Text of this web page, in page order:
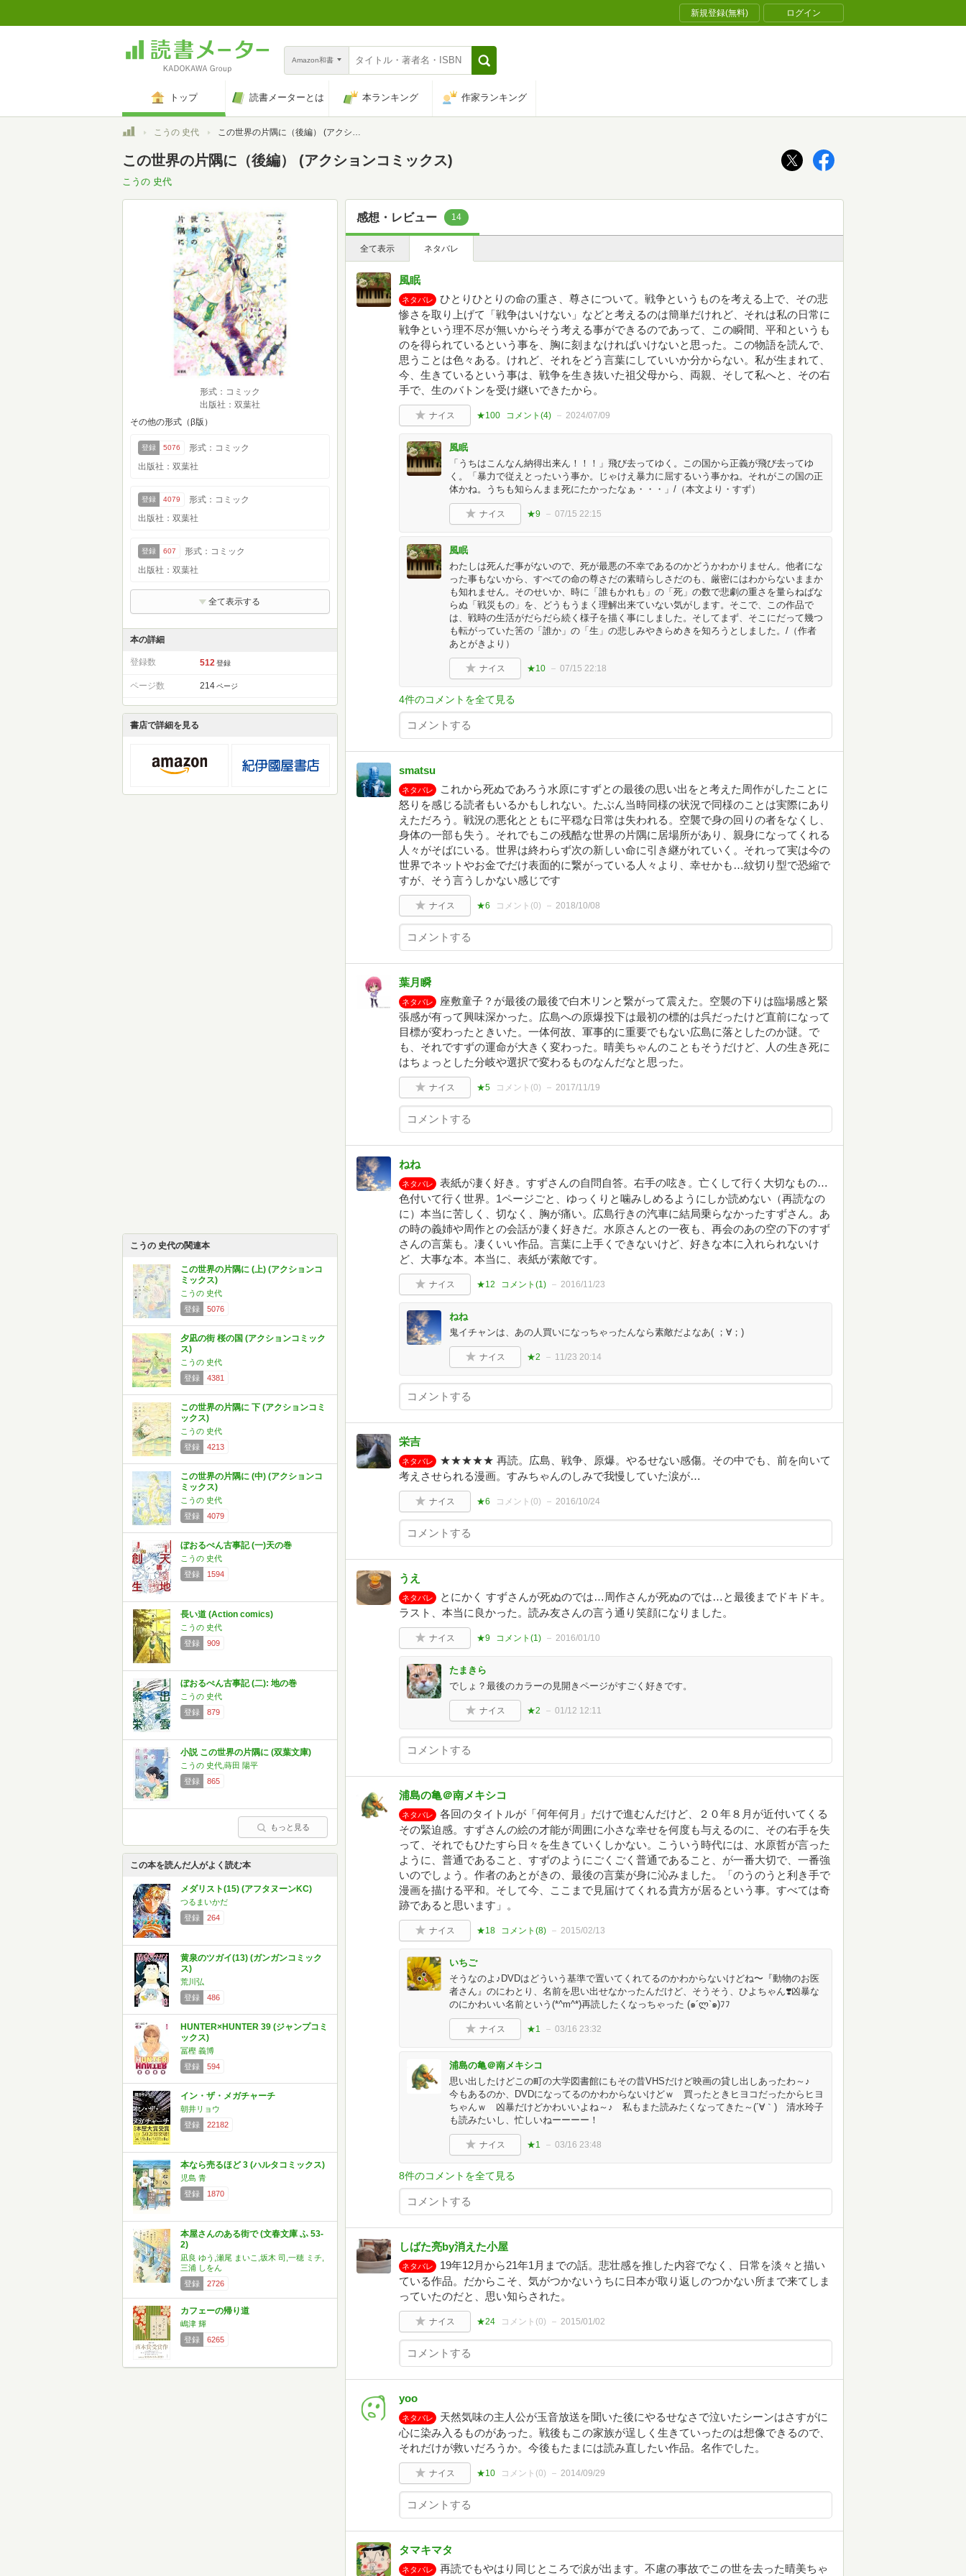
新規登録(無料) ログイン
Amazon和書
トップ 読書メーターとは 本ランキング 作家ランキング
トップこうの 史代 この世界の片隅に（後編） (アクションコミックス)
この世界の片隅に（後編） (アクションコミックス)
こうの 史代
形式：コミック
出版社：双葉社
その他の形式（β版）
登録 5076
形式：コミック
出版社：双葉社
登録 4079
形式：コミック
出版社：双葉社
登録 607
形式：コミック
出版社：双葉社
全て表示する
本の詳細
登録数 512 登録
ページ数 214 ページ
書店で詳細を見る
こうの 史代の関連本
この世界の片隅に (上) (アクションコ
ミックス)
こうの 史代
登録
5076
夕凪の街 桜の国 (アクションコミック
ス)
こうの 史代
登録
4381
この世界の片隅に 下 (アクションコミ
ックス)
こうの 史代
登録
4213
この世界の片隅に (中) (アクションコ
ミックス)
こうの 史代
登録
4079
ぼおるぺん古事記 (一)天の巻
こうの 史代
登録
1594
長い道 (Action comics)
こうの 史代
登録
909
ぼおるぺん古事記 (二): 地の巻
こうの 史代
登録
879
小説 この世界の片隅に (双葉文庫)
こうの 史代,蒔田 陽平
登録
865
もっと見る
この本を読んだ人がよく読む本
メダリスト(15) (アフタヌーンKC)
つるまいかだ
登録
264
黄泉のツガイ(13) (ガンガンコミック
ス)
荒川弘
登録
486
HUNTER×HUNTER 39 (ジャンプコミ
ックス)
冨樫 義博
登録
594
イン・ザ・メガチャーチ
朝井リョウ
登録
22182
本なら売るほど 3 (ハルタコミックス)
児島 青
登録
1870
本屋さんのある街で (文春文庫 ふ 53-
2)
凪良 ゆう,瀬尾 まいこ,坂木 司,一穂 ミチ,
三浦 しをん
登録
2726
カフェーの帰り道
嶋津 輝
登録
6265
感想・レビュー 14
全て表示 ネタバレ
風眠
ネタバレ
ひとりひとりの命の重さ、尊さについて。戦争というものを考える上で、その悲
惨さを取り上げて「戦争はいけない」などと考えるのは簡単だけれど、それは私の日常に
戦争という理不尽が無いからそう考える事ができるのであって、この瞬間、平和というも
のを得られているという事を、胸に刻まなければいけないと思った。この物語を読んで、
思うことは色々ある。けれど、それをどう言葉にしていいか分からない。私が生まれて、
今、生きているという事は、戦争を生き抜いた祖父母から、両親、そして私へと、その右
手で、生のバトンを受け継いできたから。
ナイス ★100 コメント(4) 2024/07/09
風眠
「うちはこんなん納得出来ん！！！」飛び去ってゆく。この国から正義が飛び去ってゆ
く。「暴力で従えとったいう事か。じゃけえ暴力に屈するいう事かね。それがこの国の正
体かね。うちも知らんまま死にたかったなぁ・・・」/（本文より・すず）
ナイス ★9 07/15 22:15
風眠
わたしは死んだ事がないので、死が最悪の不幸であるのかどうかわかりません。他者にな
った事もないから、すべての命の尊さだの素晴らしさだのも、厳密にはわからないままか
も知れません。そのせいか、時に「誰もかれも」の「死」の数で悲劇の重さを量らねばな
らぬ「戦災もの」を、どうもうまく理解出来ていない気がします。そこで、この作品で
は、戦時の生活がだらだら続く様子を描く事にしました。そしてまず、そこにだって幾つ
も転がっていた筈の「誰か」の「生」の悲しみやきらめきを知ろうとしました。/（作者
あとがきより）
ナイス ★10 07/15 22:18
4件のコメントを全て見る
smatsu
ネタバレ
これから死ぬであろう水原にすずとの最後の思い出をと考えた周作がしたことに
怒りを感じる読者もいるかもしれない。たぶん当時同様の状況で同様のことは実際にあり
えただろう。戦況の悪化とともに平穏な日常は失われる。空襲で身の回りの者をなくし、
身体の一部も失う。それでもこの残酷な世界の片隅に居場所があり、親身になってくれる
人々がそばにいる。世界は終わらず次の新しい命に引き継がれていく。それって実は今の
世界でネットやお金でだけ表面的に繋がっている人々より、幸せかも…紋切り型で恐縮で
すが、そう言うしかない感じです
ナイス ★6 コメント(0) 2018/10/08
葉月瞬
ネタバレ
座敷童子？が最後の最後で白木リンと繋がって震えた。空襲の下りは臨場感と緊
張感が有って興味深かった。広島への原爆投下は最初の標的は呉だったけど直前になって
目標が変わったときいた。一体何故、軍事的に重要でもない広島に落としたのか謎。で
も、それですずの運命が大きく変わった。晴美ちゃんのこともそうだけど、人の生き死に
はちょっとした分岐や選択で変わるものなんだなと思った。
ナイス ★5 コメント(0) 2017/11/19
ねね
ネタバレ
表紙が凄く好き。すずさんの自問自答。右手の呟き。亡くして行く大切なもの…
色付いて行く世界。1ページごと、ゆっくりと噛みしめるようにしか読めない（再読なの
に）本当に苦しく、切なく、胸が痛い。広島行きの汽車に結局乗らなかったすずさん。あ
の時の義姉や周作との会話が凄く好きだ。水原さんとの一夜も、再会のあの空の下のすず
さんの言葉も。凄くいい作品。言葉に上手くできないけど、好きな本に入れられないけ
ど、大事な本。本当に、表紙が素敵です。
ナイス ★12 コメント(1) 2016/11/23
ねね
鬼イチャンは、あの人買いになっちゃったんなら素敵だよなあ( ；∀；)
ナイス ★2 11/23 20:14
栄吉
ネタバレ
★★★★★ 再読。広島、戦争、原爆。やるせない感傷。その中でも、前を向いて
考えさせられる漫画。すみちゃんのしみで我慢していた涙が…
ナイス ★6 コメント(0) 2016/10/24
うえ
ネタバレ
とにかく すずさんが死ぬのでは…周作さんが死ぬのでは…と最後までドキドキ。
ラスト、本当に良かった。読み友さんの言う通り笑顔になりました。
ナイス ★9 コメント(1) 2016/01/10
たまきら
でしょ？最後のカラーの見開きページがすごく好きです。
ナイス ★2 01/12 12:11
浦島の亀＠南メキシコ
ネタバレ
各回のタイトルが「何年何月」だけで進むんだけど、２０年８月が近付いてくる
その緊迫感。すずさんの絵の才能が周囲に小さな幸せを何度も与えるのに、その右手を失
って、それでもひたすら日々を生きていくしかない。こういう時代には、水原哲が言った
ように、普通であること、すずのようにごくごく普通であること、が一番大切で、一番強
いのでしょう。作者のあとがきの、最後の言葉が身に沁みました。「のうのうと利き手で
漫画を描ける平和。そして今、ここまで見届けてくれる貴方が居るという事。すべては奇
跡であると思います」。
ナイス ★18 コメント(8) 2015/02/13
いちご
そうなのよ♪DVDはどういう基準で置いてくれてるのかわからないけどね〜『動物のお医
者さん』のにわとり、名前を思い出せなかったんだけど、そうそう、ひよちゃん❣️凶暴な
のにかわいい名前という(*^m^*)再読したくなっちゃった (๑´ლ`๑)ﾌﾌ
ナイス ★1 03/16 23:32
浦島の亀＠南メキシコ
思い出したけどこの町の大学図書館にもその昔VHSだけど映画の貸し出しあったわ～♪
今もあるのか、DVDになってるのかわからないけどｗ 買ったときヒヨコだったからヒヨ
ちゃんｗ 凶暴だけどかわいいよね～♪ 私もまた読みたくなってきた～(´∀｀) 清水玲子
も読みたいし、忙しいねーーーー！
ナイス ★1 03/16 23:48
8件のコメントを全て見る
しばた亮by消えた小屋
ネタバレ
19年12月から21年1月までの話。悲壮感を推した内容でなく、日常を淡々と描い
ている作品。だからこそ、気がつかないうちに日本が取り返しのつかない所まで来てしま
っていたのだと、思い知らされた。
ナイス ★24 コメント(0) 2015/01/02
yoo
ネタバレ
天然気味の主人公が玉音放送を聞いた後にやるせなさで泣いたシーンはさすがに
心に染み入るものがあった。戦後もこの家族が逞しく生きていったのは想像できるので、
それだけが救いだろうか。今後もたまには読み直したい作品。名作でした。
ナイス ★10 コメント(0) 2014/09/29
タマキマタ
ネタバレ 再読でもやはり同じところで涙が出ます。不慮の事故でこの世を去った晴美ちゃ